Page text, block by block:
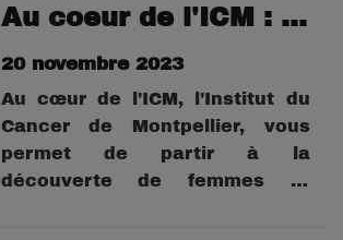
peut-être un nouveau beau
compétitionLaurent SCALA,
ancien "Vert et Blanc", est...
Au coeur de l'ICM : Ep 3 Séverine
20 novembre 2023
Au cœur de l'ICM, l'Institut du
Cancer de Montpellier, vous
permet de partir à la
découverte de femmes et